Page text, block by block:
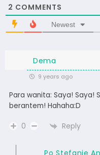
2 COMMENTS
Newest
Dema
9 years ago
Para wanita: Saya! Saya!
berantem! Hahaha:D
0 Reply